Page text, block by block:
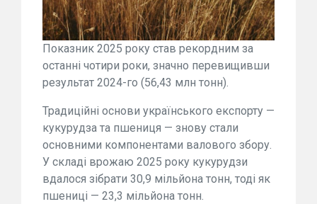
Показник 2025 року став рекордним за
останні чотири роки, значно перевищивши
результат 2024-го (56,43 млн тонн).
Традиційні основи українського експорту —
кукурудза та пшениця — знову стали
основними компонентами валового збору.
У складі врожаю 2025 року кукурудзи
вдалося зібрати 30,9 мільйона тонн, тоді як
пшениці — 23,3 мільйона тонн.